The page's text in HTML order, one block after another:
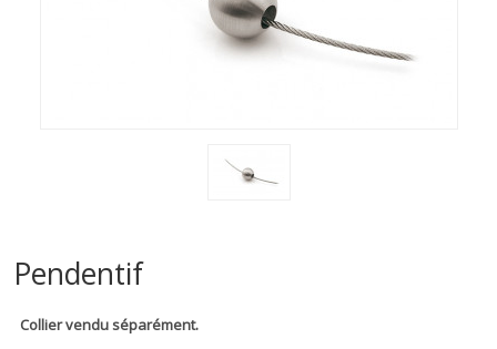
Pendentif
Collier vendu séparément.